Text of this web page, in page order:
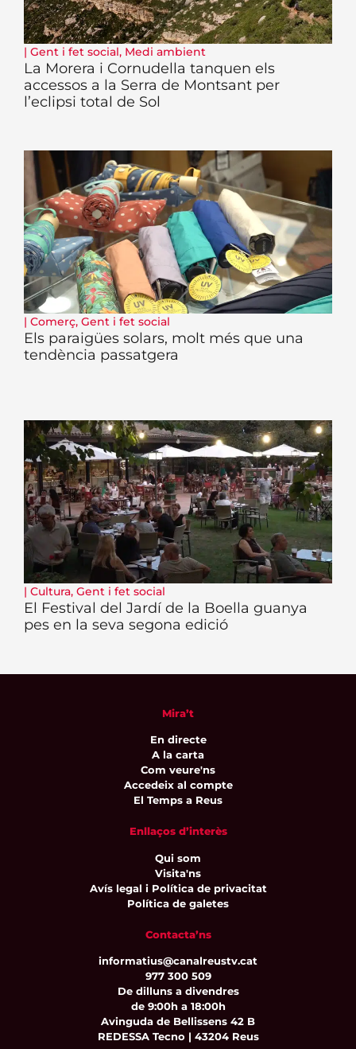
| Gent i fet social, Medi ambient
La Morera i Cornudella tanquen els
accessos a la Serra de Montsant per
l’eclipsi total de Sol
| Comerç, Gent i fet social
Els paraigües solars, molt més que una
tendència passatgera
| Cultura, Gent i fet social
El Festival del Jardí de la Boella guanya
pes en la seva segona edició
Mira’t
En directe
A la carta
Com veure'ns
Accedeix al compte
El Temps a Reus
Enllaços d’interès
Qui som
Visita'ns
Avís legal i Política de privacitat
Política de galetes
Contacta’ns
informatius@canalreustv.cat
977 300 509
De dilluns a divendres
de 9:00h a 18:00h
Avinguda de Bellissens 42 B
REDESSA Tecno | 43204 Reus